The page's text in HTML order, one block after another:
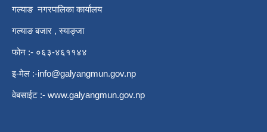
गल्याङ नगरपालिका कार्यालय
गल्याङ बजार , स्याङ्जा
फोन :- ०६३-४६११४४
इ-मेल :-info@galyangmun.gov.np
वेबसाईट :- www.galyangmun.gov.np